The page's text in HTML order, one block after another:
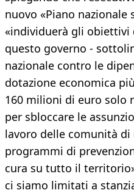
nuovo «Piano nazionale
«individuerà gli obiettivi
questo governo -
nazionale contro le
dotazione economica
160 milioni di euro solo
per sbloccare le
lavoro delle comunità
programmi di
cura su tutto il
ci siamo limitati a